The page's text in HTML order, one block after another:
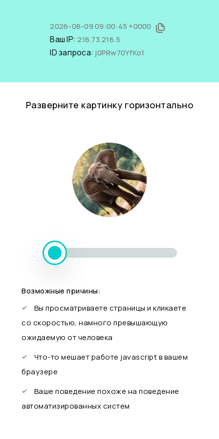
2026-08-09 09:00:45 +0000
Ваш IP:216.73.216.5
ID запроса: j0PRw70YfKo1
Разверните картинку горизонтально
Возможные причины:
Вы просматриваете страницы и кликаете
со скоростью, намного превышающую
ожидаемую от человека
Что-то мешает работе javascript в вашем
браузере
Ваше поведение похоже на поведение
автоматизированных систем